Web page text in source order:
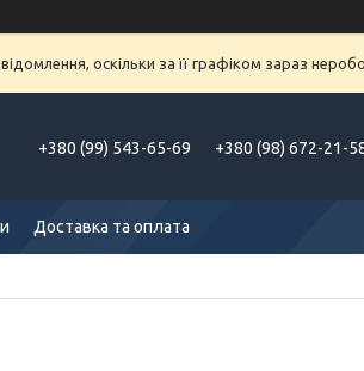
оскільки за її графіком зараз
+380 (99) 543-65-69 +380 (98) 672-21-
Доставка та оплата